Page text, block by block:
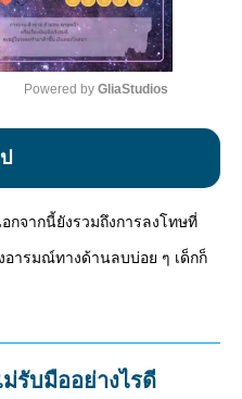
Mute
Powered by GliaStudios
กจากนี้ยังรวมถึงการลงโทษที่
ารมณ์ทางด้านลบบ่อย ๆ เด็กก็
รับมืออย่างไรดี